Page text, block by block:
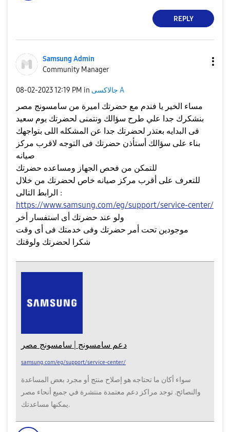
REPLY
Samsung Admin
Community Manager
‎08-02-202312:19 PM in جالاكسى A
مساء الخير يا فندم مع حضرتك اميرة من سامسونج مصر
بنشكرك جدا علي طرح سؤالك ونتمنى لحضرتك يوم سعيد
فى البدايه بعتذر لحضرتك جدا عن المشكله اللى بتواجهك
بناء على سؤالك أستأذن حضرتك فى التوجه لاقرب مركز
للتعرف على أقرب مركز صيانه خاص لحضرتك من خلال
الرابط التالى :
https://www.samsung.com/eg/support/service-center/
ولو عند حضرتك أى استفسار أخر
موجودين تحت أمر حضرتك وفى خدمتك فى أى وقت
شكرا لحضرتك ولوقتك
دعم سامسونج | سامسونج مصر
samsung.com/eg/support/service-center/
سواء أكان ما تحتاجه هو إصلاح منتج أو مجرد بعض المساعدة
والنصائح. توجد مراكز دعم معتمدة منتشرة في جميع أنحاء مصر
يمكنها مساعدتك.